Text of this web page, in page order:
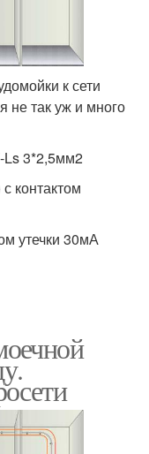
к сети
не так уж и много
Ls 3*2,5мм2
контактом
утечки 30мА